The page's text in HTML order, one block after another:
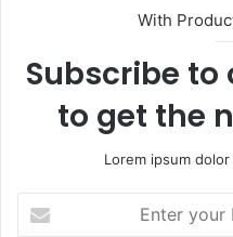
With
Subscribe
to get the
Lorem ipsum
your